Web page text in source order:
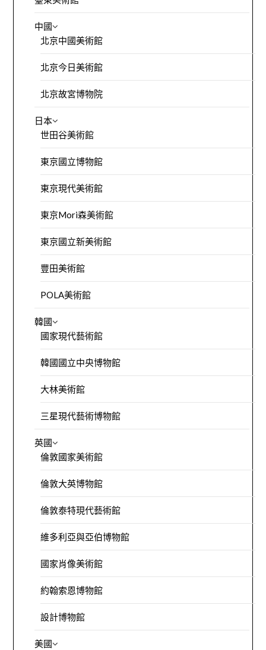
中國
北京中國美術館
北京今日美術館
北京故宮博物院
日本
世田谷美術館
東京國立博物館
東京現代美術館
東京Mori森美術館
東京國立新美術館
豐田美術館
POLA美術館
韓國
國家現代藝術館
韓國國立中央博物館
大林美術館
三星現代藝術博物館
英國
倫敦國家美術館
倫敦大英博物館
倫敦泰特現代藝術館
維多利亞與亞伯博物館
國家肖像美術館
約翰索恩博物館
設計博物館
美國